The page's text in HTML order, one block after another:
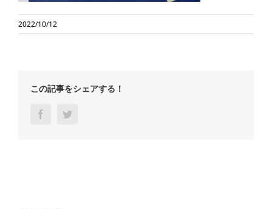
2022/10/12
この記事をシェアする！
Facebook